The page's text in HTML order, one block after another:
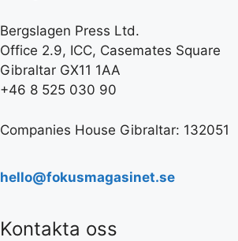
Bergslagen Press Ltd.
Office 2.9, ICC, Casemates Square
Gibraltar GX11 1AA
+46 8 525 030 90
Companies House Gibraltar: 132051
hello@fokusmagasinet.se
Kontakta oss